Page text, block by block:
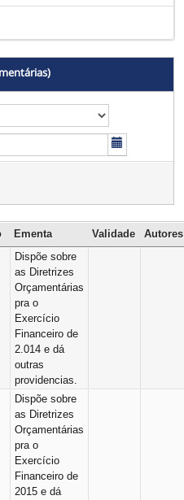
Ementa Validade
Dispõe sobre
as Diretrizes
Orçamentárias
pra o
Exercício
Financeiro de
2.014 e dá
outras
providencias.
Dispõe sobre
as Diretrizes
Orçamentárias
pra o
Exercício
Financeiro de
2015 e dá